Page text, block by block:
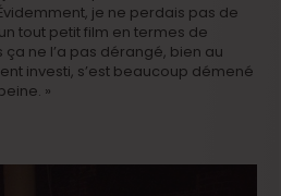
je ne perdais pas de
tout petit film en termes de
ne l’a pas dérangé, bien au
investi, s’est beaucoup démené
»